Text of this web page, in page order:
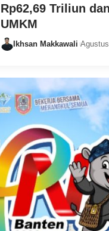
Rp62,69 Triliun
UMKM
Ikhsan Makkawali